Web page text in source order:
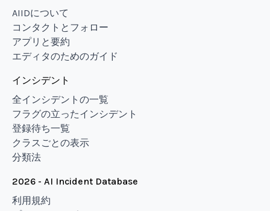
AIIDについて
コンタクトとフォロー
アプリと要約
エディタのためのガイド
インシデント
全インシデントの一覧
フラグの立ったインシデント
登録待ち一覧
クラスごとの表示
分類法
2026 - AI Incident Database
利用規約